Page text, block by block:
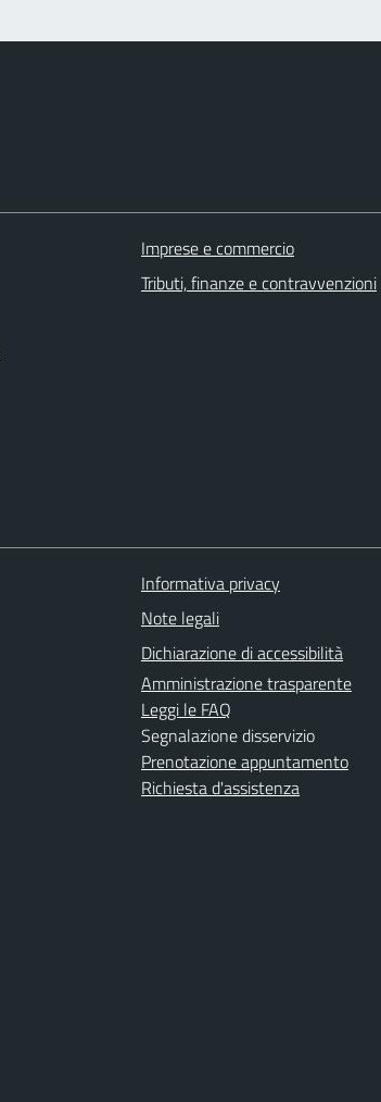
Imprese e commercio
Tributi, finanze e contravvenzioni
Informativa privacy
Note legali
Dichiarazione di accessibilità
Amministrazione trasparente
Leggi le FAQ
Segnalazione disservizio
Prenotazione appuntamento
Richiesta d'assistenza